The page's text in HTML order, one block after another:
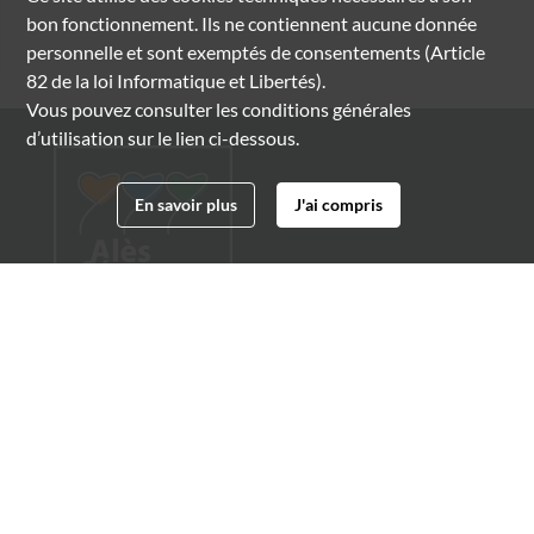
bon fonctionnement. Ils ne contiennent aucune donnée
personnelle et sont exemptés de consentements (Article
82 de la loi Informatique et Libertés).
Vous pouvez consulter les conditions générales
d’utilisation sur le lien ci-dessous.
En savoir plus J'ai compris